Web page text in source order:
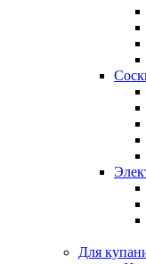
Для